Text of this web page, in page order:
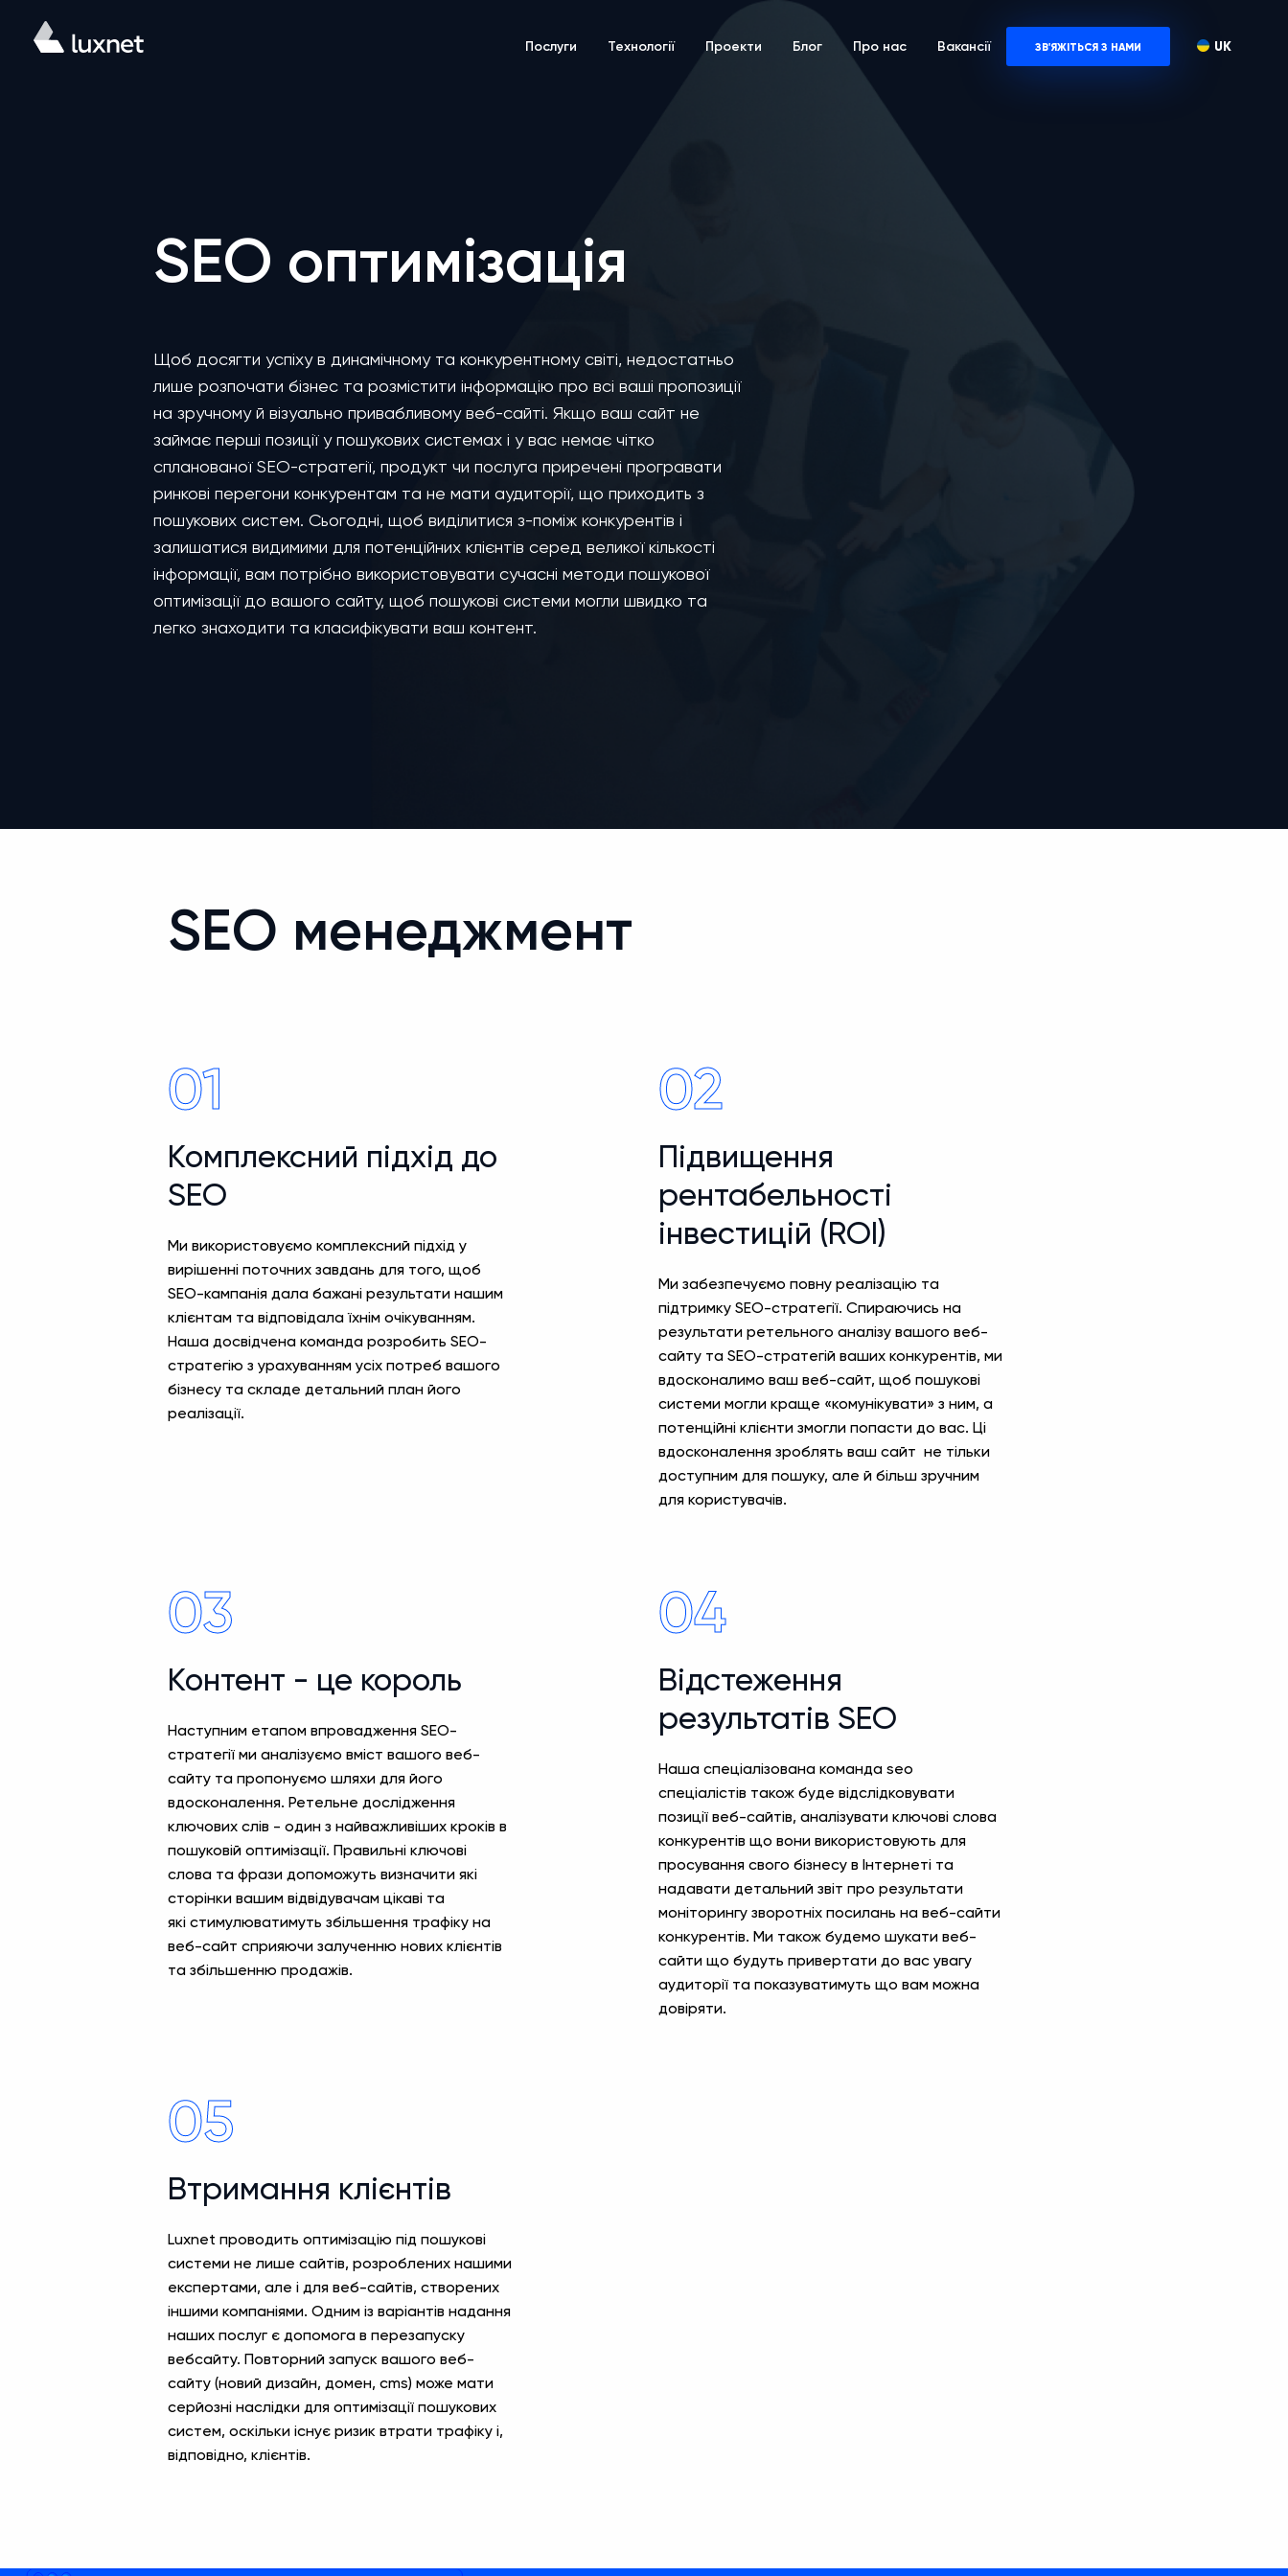
Послуги Технології Проекти Блог Про нас Вакансії ЗВ'ЯЖІТЬСЯ З НАМИ UK
SEO оптимізація
Щоб досягти успіху в динамічному та конкурентному світі, недостатньо
лише розпочати бізнес та розмістити інформацію про всі ваші пропозиції
на зручному й візуально привабливому веб-сайті. Якщо ваш сайт не
займає перші позиції у пошукових системах і у вас немає чітко
спланованої SEO-стратегії, продукт чи послуга приречені програвати
ринкові перегони конкурентам та не мати аудиторії, що приходить з
пошукових систем. Сьогодні, щоб виділитися з-поміж конкурентів і
залишатися видимими для потенційних клієнтів серед великої кількості
інформації, вам потрібно використовувати сучасні методи пошукової
оптимізації до вашого сайту, щоб пошукові системи могли швидко та
легко знаходити та класифікувати ваш контент.
SEO менеджмент
01
Комплексний підхід до
SEO
Ми використовуємо комплексний підхід у
вирішенні поточних завдань для того, щоб
SEO-кампанія дала бажані результати нашим
клієнтам та відповідала їхнім очікуванням.
Наша досвідчена команда розробить SEO-
стратегію з урахуванням усіх потреб вашого
бізнесу та складе детальний план його
реалізації.
02
Підвищення
рентабельності
інвестицій (ROI)
Ми забезпечуємо повну реалізацію та
підтримку SEO-стратегії. Спираючись на
результати ретельного аналізу вашого веб-
сайту та SEO-стратегій ваших конкурентів, ми
вдосконалимо ваш веб-сайт, щоб пошукові
системи могли краще «комунікувати» з ним, а
потенційні клієнти змогли попасти до вас. Ці
вдосконалення зроблять ваш сайт не тільки
доступним для пошуку, але й більш зручним
для користувачів.
03
Контент - це король
Наступним етапом впровадження SEO-
стратегії ми аналізуємо вміст вашого веб-
сайту та пропонуємо шляхи для його
вдосконалення. Ретельне дослідження
ключових слів - один з найважливіших кроків в
пошуковій оптимізації. Правильні ключові
слова та фрази допоможуть визначити які
сторінки вашим відвідувачам цікаві та
які стимулюватимуть збільшення трафіку на
веб-сайт сприяючи залученню нових клієнтів
та збільшенню продажів.
04
Відстеження
результатів SEO
Наша спеціалізована команда seo
спеціалістів також буде відслідковувати
позиції веб-сайтів, аналізувати ключові слова
конкурентів що вони використовують для
просування свого бізнесу в Інтернеті та
надавати детальний звіт про результати
моніторингу зворотніх посилань на веб-сайти
конкурентів. Ми також будемо шукати веб-
сайти що будуть привертати до вас увагу
аудиторії та показуватимуть що вам можна
довіряти.
05
Втримання клієнтів
Luxnet проводить оптимізацію під пошукові
системи не лише сайтів, розроблених нашими
експертами, але і для веб-сайтів, створених
іншими компаніями. Одним із варіантів надання
наших послуг є допомога в перезапуску
вебсайту. Повторний запуск вашого веб-
сайту (новий дизайн, домен, cms) може мати
серйозні наслідки для оптимізації пошукових
систем, оскільки існує ризик втрати трафіку і,
відповідно, клієнтів.